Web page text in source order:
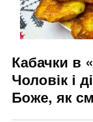
Кабачки в
Чоловік і
Боже, як